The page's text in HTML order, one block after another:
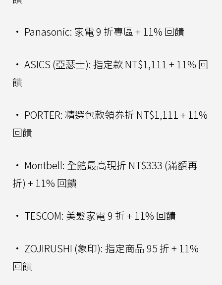
• Panasonic: 家電 9 折專區 + 11% 回饋
• ASICS (亞瑟士): 指定款 NT$1,111 + 11% 回
饋
• PORTER: 精選包款領券折 NT$1,111 + 11%
回饋
• Montbell: 全館最高現折 NT$333 (滿額再
折) + 11% 回饋
• TESCOM: 美髮家電 9 折 + 11% 回饋
• ZOJIRUSHI (象印): 指定商品 95 折 + 11%
回饋